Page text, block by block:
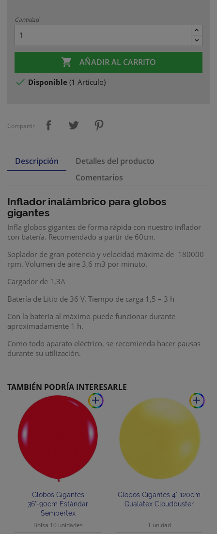
Cantidad
 AÑADIR AL CARRITO
 Disponible (1 Artículo)
Compartir
Descripción
Detalles del producto
Comentarios
Inflador inalámbrico para globos
gigantes
Infla globos gigantes de forma rápida con nuestro inflador
con batería. Recomendado a partir de 60cm.
Soplador de gran potencia y velocidad máxima de 180000
rpm. Volumen de aire 3,6 m3 por minuto.
Cargador de 1,3A
Batería de Litio de 36 V. Tiempo de carga 1,5 – 3 h
Con la batería al máximo puede funcionar durante
aproximadamente 1 h.
Como todo aparato eléctrico, se recomienda hacer pausas
durante su utilización.
TAMBIÉN PODRÍA INTERESARLE
add
Globos Gigantes
36"-90cm Estándar
Sempertex
Bolsa 10 unidades
add
Globos Gigantes 4'-120cm
Qualatex Cloudbuster
1 unidad